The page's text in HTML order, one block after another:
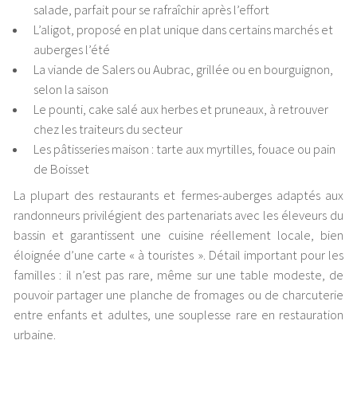
salade, parfait pour se rafraîchir après l’effort
L’aligot, proposé en plat unique dans certains marchés et
auberges l’été
La viande de Salers ou Aubrac, grillée ou en bourguignon,
selon la saison
Le pounti, cake salé aux herbes et pruneaux, à retrouver
chez les traiteurs du secteur
Les pâtisseries maison : tarte aux myrtilles, fouace ou pain
de Boisset
La plupart des restaurants et fermes-auberges adaptés aux
randonneurs privilégient des partenariats avec les éleveurs du
bassin et garantissent une cuisine réellement locale, bien
éloignée d’une carte « à touristes ». Détail important pour les
familles : il n’est pas rare, même sur une table modeste, de
pouvoir partager une planche de fromages ou de charcuterie
entre enfants et adultes, une souplesse rare en restauration
urbaine.